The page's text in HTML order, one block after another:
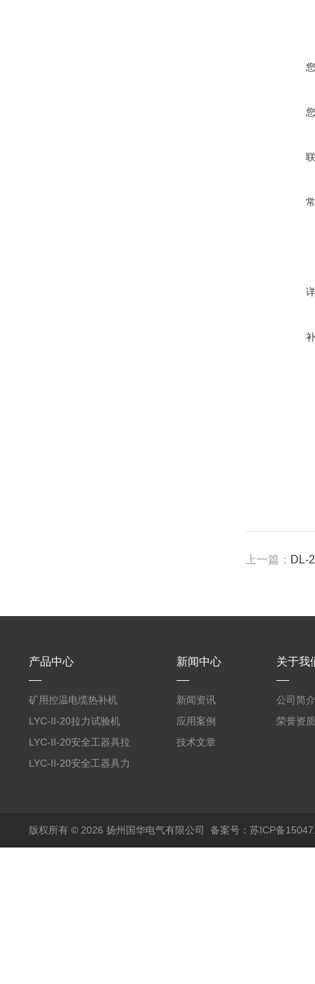
上一篇： DL-
产品中心
矿用控温电缆热补机
LYC-II-20拉力试验机
LYC-II-20安全工器具拉
力试验机
LYC-II-20安全工器具力
新闻中心
新闻资讯
应用案例
技术文章
关于我
公司简介
荣誉资质
版权所有 © 2026 扬州国华电气有限公司 备案号：苏ICP备